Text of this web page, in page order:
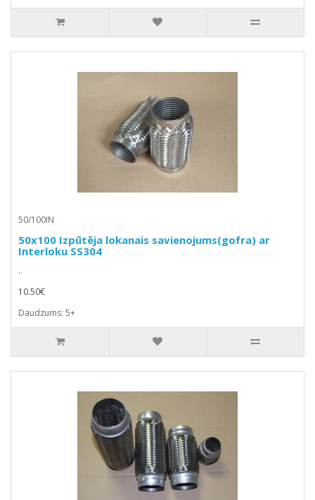
50/100IN
50x100 Izpūtēja lokanais savienojums(gofra) ar
Interloku SS304
..
10.50€
Daudzums: 5+